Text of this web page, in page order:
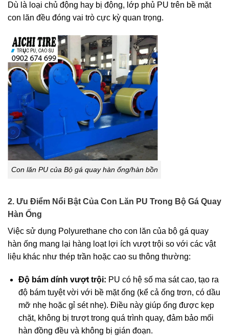
Dù là loại chủ động hay bị động, lớp phủ PU trên bề mặt
con lăn đều đóng vai trò cực kỳ quan trọng.
Con lăn PU của Bộ gá quay hàn ống/hàn bồn
2. Ưu Điểm Nổi Bật Của Con Lăn PU Trong Bộ Gá Quay
Hàn Ống
Việc sử dụng Polyurethane cho con lăn của bộ gá quay
hàn ống mang lại hàng loạt lợi ích vượt trội so với các vật
liệu khác như thép trần hoặc cao su thông thường:
Độ bám dính vượt trội: PU có hệ số ma sát cao, tạo ra
độ bám tuyệt vời với bề mặt ống (kể cả ống trơn, có dầu
mỡ nhẹ hoặc gỉ sét nhẹ). Điều này giúp ống được kẹp
chặt, không bị trượt trong quá trình quay, đảm bảo mối
hàn đồng đều và không bị gián đoạn.